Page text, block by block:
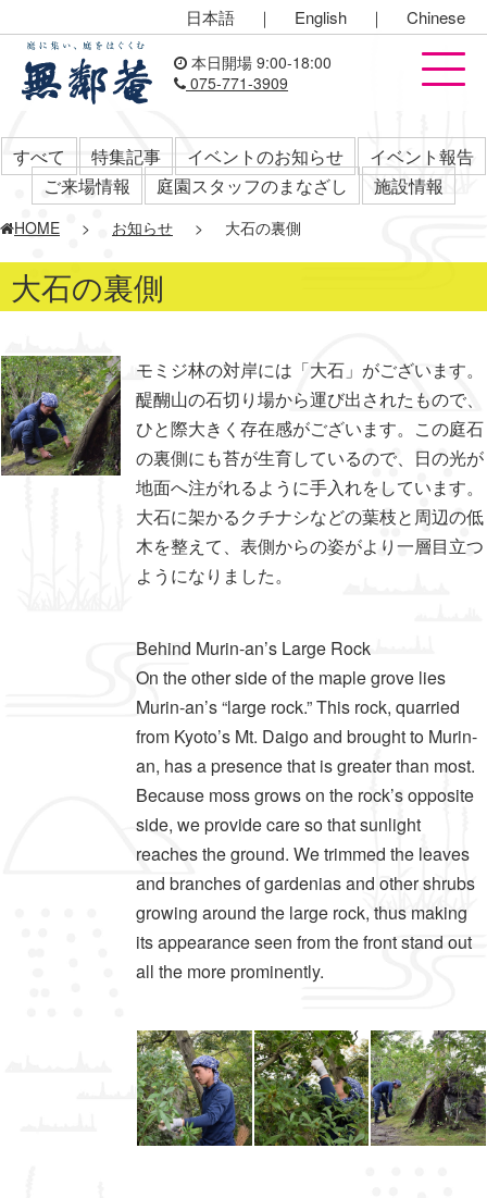
日本語 ｜ English ｜ Chinese
本日開場 9:00-18:00
075-771-3909
すべて 特集記事 イベントのお知らせ
イベント報告
ご来場情報
庭園スタッフのまなざし 施設情報
HOME > お知らせ > 大石の裏側
大石の裏側
モミジ林の対岸には「大石」がございます。
醍醐山の石切り場から運び出されたもので、
ひと際大きく存在感がございます。この庭石
の裏側にも苔が生育しているので、日の光が
地面へ注がれるように手入れをしています。
大石に架かるクチナシなどの葉枝と周辺の低
木を整えて、表側からの姿がより一層目立つ
ようになりました。
Behind Murin-an’s Large Rock
On the other side of the maple grove lies
Murin-an’s “large rock.” This rock, quarried
from Kyoto’s Mt. Daigo and brought to Murin-
an, has a presence that is greater than most.
Because moss grows on the rock’s opposite
side, we provide care so that sunlight
reaches the ground. We trimmed the leaves
and branches of gardenias and other shrubs
growing around the large rock, thus making
its appearance seen from the front stand out
all the more prominently.